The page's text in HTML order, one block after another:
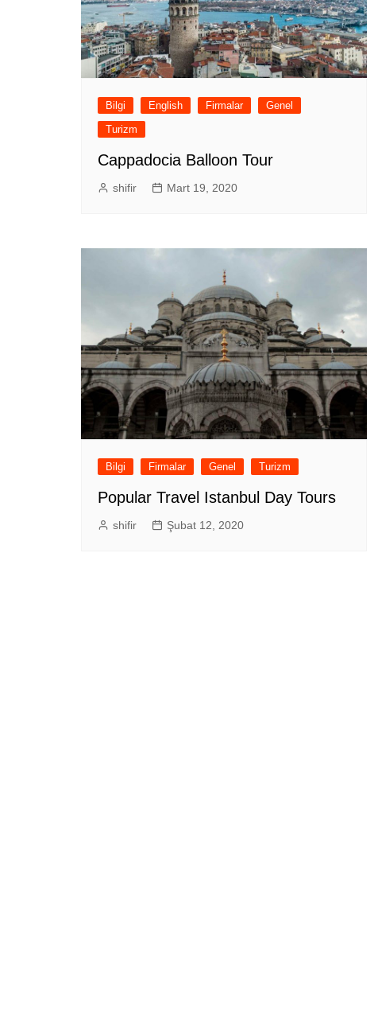
Bilgi English Firmalar
Genel
Turizm
Cappadocia Balloon Tour
shifir Mart 19, 2020
Bilgi Firmalar Genel Turizm
Popular Travel Istanbul Day Tours
shifir Şubat 12, 2020